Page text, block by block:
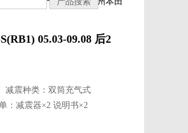
05.03-09.08 后2
减震种类：双筒充气式
：减震器×2 说明书×2